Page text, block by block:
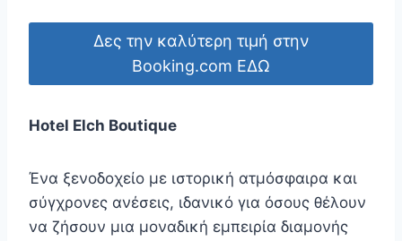
Δες την καλύτερη τιμή στην
Booking.com ΕΔΩ
Hotel Elch Boutique
Ένα ξενοδοχείο με ιστορική ατμόσφαιρα και
σύγχρονες ανέσεις, ιδανικό για όσους θέλουν
να ζήσουν μια μοναδική εμπειρία διαμονής